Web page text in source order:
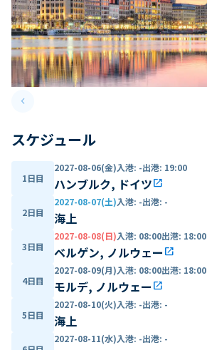
keyboard_arrow_leftPrevious slide
スケジュール
1日目
2027-08-06(金)入港: -出港: 19:00
ハンブルク, ドイツopen_in_new
2日目
2027-08-07(土)入港: -出港: -
海上
3日目
2027-08-08(日)入港: 08:00出港: 18:00
ベルゲン, ノルウェー open_in_new
4日目
2027-08-09(月)入港: 08:00出港: 18:00
モルデ, ノルウェー open_in_new
5日目
2027-08-10(火)入港: -出港: -
海上
2027-08-11(水)入港: -出港: -